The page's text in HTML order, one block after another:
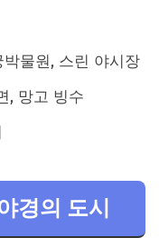
박물원, 스린 야시장
, 망고 빙수
경의 도시